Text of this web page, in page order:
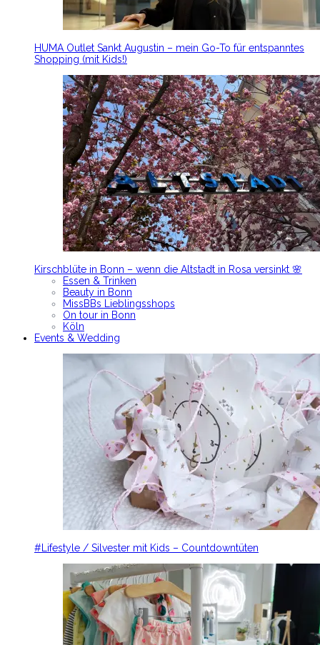
HUMA Outlet Sankt Augustin – mein Go-To für entspanntes
Shopping (mit Kids!)
Kirschblüte in Bonn – wenn die Altstadt in Rosa versinkt 🌸
Essen & Trinken
Beauty in Bonn
MissBBs Lieblingsshops
On tour in Bonn
Köln
Events & Wedding
#Lifestyle / Silvester mit Kids – Countdowntüten